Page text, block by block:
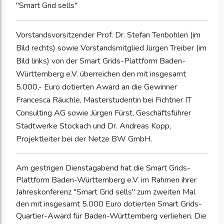
"Smart Grid sells"
Vorstandsvorsitzender Prof. Dr. Stefan Tenbohlen (im
Bild rechts) sowie Vorstandsmitglied Jürgen Treiber (im
Bild links) von der Smart Grids-Plattform Baden-
Württemberg e.V. überreichen den mit insgesamt
5.000,- Euro dotierten Award an die Gewinner
Francesca Räuchle, Masterstudentin bei Fichtner IT
Consulting AG sowie Jürgen Fürst, Geschäftsführer
Stadtwerke Stockach und Dr. Andreas Kopp,
Projektleiter bei der Netze BW GmbH.
Am gestrigen Dienstagabend hat die Smart Grids-
Plattform Baden-Württemberg e.V. im Rahmen ihrer
Jahreskonferenz "Smart Grid sells" zum zweiten Mal
den mit insgesamt 5.000 Euro dotierten Smart Grids-
Quartier-Award für Baden-Württemberg verliehen. Die